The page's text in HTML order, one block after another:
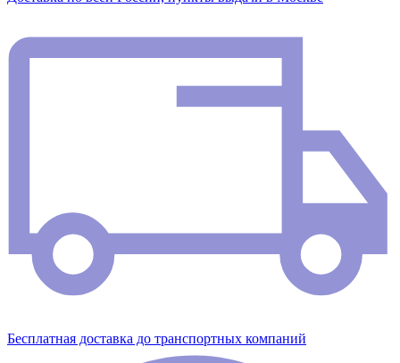
Бесплатная доставка до транспортных компаний